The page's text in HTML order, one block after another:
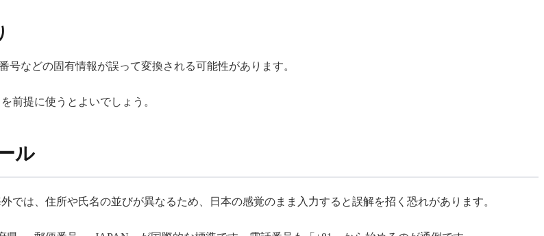
などの固有情報が誤って変換される可能性があります。
前提に使うとよいでしょう。
ル
は、住所や氏名の並びが異なるため、日本の感覚のまま入力すると誤解を招く恐れがあります。